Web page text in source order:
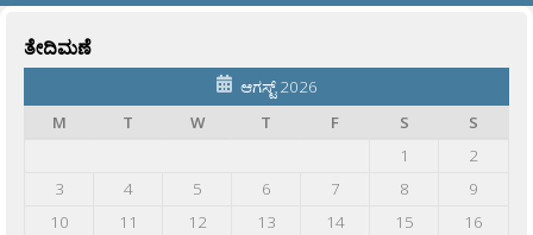
ತೇದಿಮಣೆ
ಆಗಸ್ಟ್ 2026
M
T W T F S
S
1
2
3
4 5 6 7 8
9
10
11 12 13 14 15
16